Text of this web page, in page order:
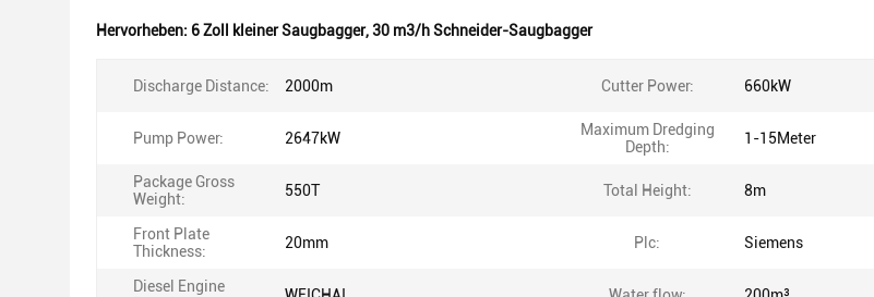
Hervorheben: 6 Zoll kleiner Saugbagger,30 m3/h Schneider-Saugbagger
Discharge Distance: 2000m Cutter Power: 660kW
Pump Power: 2647kW
Maximum Dredging
Depth:
1-15Meter
Package Gross
Weight:
550T Total Height: 8m
Front Plate
Thickness:
20mm Plc: Siemens
Diesel Engine